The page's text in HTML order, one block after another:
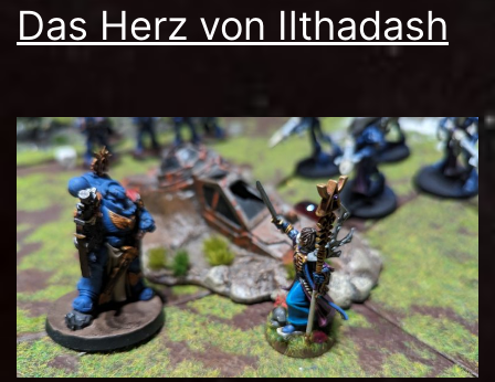
Das Herz von Ilthadash